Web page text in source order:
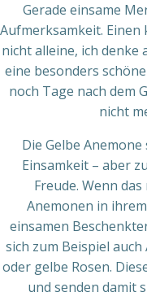
Gerade einsame
Aufmerksamkeit. Einen
nicht alleine, ich denke
eine besonders
noch Tage nach dem
nicht
Die Gelbe
Einsamkeit – aber
Freude. Wenn
Anemonen in
einsamen
sich zum Beispiel
oder gelbe Rosen.
und senden damit